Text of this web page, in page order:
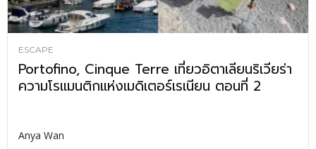
ESCAPE
Portofino, Cinque Terre เที่ยวอิตาเลียนริเวียร่า
ความโรแมนติกแห่งเมดิเตอร์เรเนียน ตอนที่ 2
Anya Wan